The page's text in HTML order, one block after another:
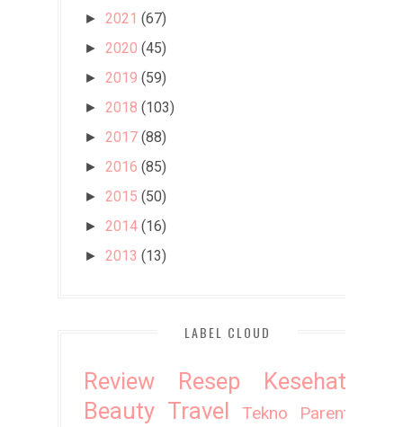
► 2021 (67)
► 2020 (45)
► 2019 (59)
► 2018 (103)
► 2017 (88)
► 2016 (85)
► 2015 (50)
► 2014 (16)
► 2013 (13)
LABEL CLOUD
Review Resep
Kesehatan
Beauty Travel Tekno
Parenting